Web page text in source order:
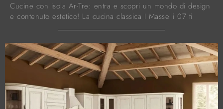
Cucine con isola Ar-Tre: entra e scopri un mondo di design
e contenuto estetico! La cucina classica I Masselli 07 ti